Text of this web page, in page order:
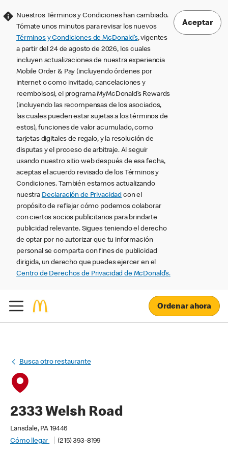
Nuestros Términos y Condiciones han cambiado.
Tómate unos minutos para revisar los nuevos
Términos y Condiciones de McDonald’s, vigentes
a partir del 24 de agosto de 2026, los cuales
incluyen actualizaciones de nuestra experiencia
Mobile Order & Pay (incluyendo órdenes por
internet o como invitado, cancelaciones y
reembolsos), el programa MyMcDonald’s Rewards
(incluyendo las recompensas de los asociados,
las cuales pueden estar sujetas a los términos de
estos), funciones de valor acumulado, como
tarjetas digitales de regalo, y la resolución de
disputas y el proceso de arbitraje. Al seguir
usando nuestro sitio web después de esa fecha,
aceptas el acuerdo revisado de los Términos y
Condiciones. También estamos actualizando
nuestra Declaración de Privacidad con el
propósito de reflejar cómo podemos colaborar
con ciertos socios publicitarios para brindarte
publicidad relevante. Sigues teniendo el derecho
de optar por no autorizar que tu información
personal se comparta con fines de publicidad
dirigida, un derecho que puedes ejercer en el
Centro de Derechos de Privacidad de McDonald’s.
Aceptar
Ordenar ahora
Busca otro restaurante
2333 Welsh Road
Lansdale, PA 19446
Cómo llegar
(215) 393-8199